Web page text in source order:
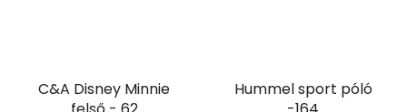
C&A Disney Minnie
Hummel sport póló